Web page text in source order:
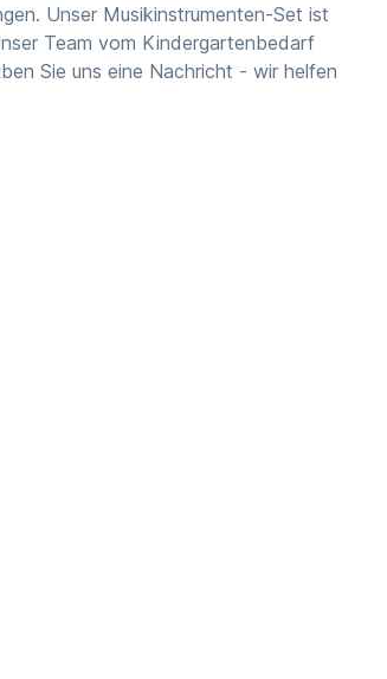
Unser Musikinstrumenten-Set ist
Team vom Kindergartenbedarf
Sie uns eine Nachricht - wir helfen